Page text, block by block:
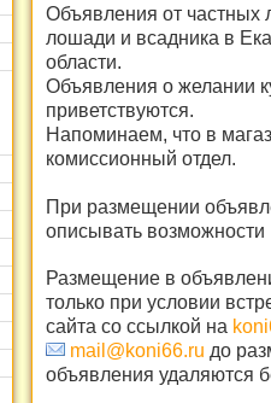
Объявления от частных
лошади и всадника в
области.
Объявления о желании
приветствуются.
Напоминаем, что в
комиссионный отдел.
При размещении
описывать возможности
Размещение в
только при условии
сайта со ссылкой на
mail@koni66.ru до
объявления удаляются